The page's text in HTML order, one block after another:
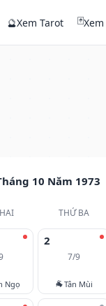
🔮Xem Tarot 🃏
10 Năm 1973
THỨ BA
Ngọ
2
7/9
🐐Tân Mùi